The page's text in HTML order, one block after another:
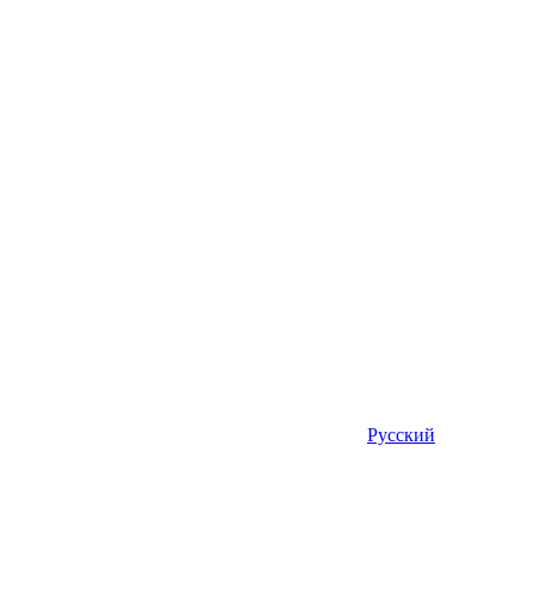
Русский